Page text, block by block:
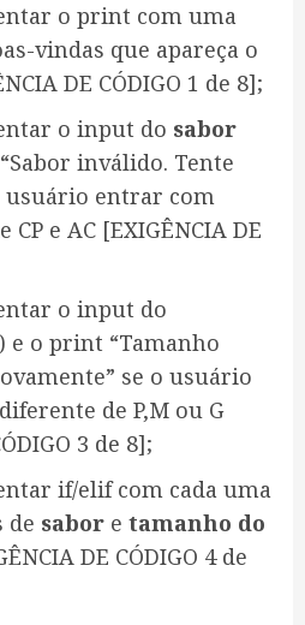
o print com uma
vindas que apareça o
DE CÓDIGO 1 de 8];
o input do sabor
inválido. Tente
usuário entrar com
e AC [EXIGÊNCIA DE
o input do
e o print “Tamanho
se o usuário
de P,M ou G
3 de 8];
if/elif com cada uma
de sabor e tamanho do
DE CÓDIGO 4 de